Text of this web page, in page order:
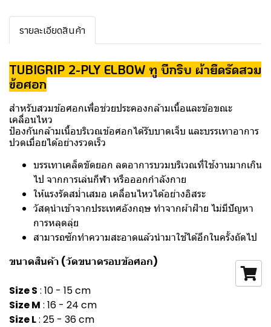
รายละเอียดสินค้า
TUBIGRIP 2-PLY ELBOW ทู บีกริบ ผ้ายืดรัดสวม
ข้อศอก
สำหรับสวมข้อศอกเพื่อช่วยประคองกล้ามเนื้อและข้อขณะ
เคลื่อนไหว
ป้องกันกล้ามเนื้อบริเวณข้อศอกได้รับบาดเจ็บ และบรรเทาอาการ
ปวดเมื่อยได้อย่างรวดเร็ว
บรรเทาเคล็ดขัดยอก ลดอาการบวมบริเวณที่ใช้งานมากเกิน
ไป จากการเล่นกีฬา หรือออกกำลังกาย
ให้แรงรัดสม่ำเสมอ เคลื่อนไหวได้อย่างอิสระ
วัสดุนำเข้าจากประเทศอังกฤษ ทำจากผ้าฝ้าย ไม่มีปัญหา
การหลุดลุ่ย
สามารถซักทำความสะอาดแล้วนำมาใช้ได้อีกในครั้งถัดไป
ขนาดสินค้า (วัดขนาดรอบข้อศอก)
Size S : 10 - 15 cm
Size M : 16 - 24 cm
Size L: 25 - 36 cm